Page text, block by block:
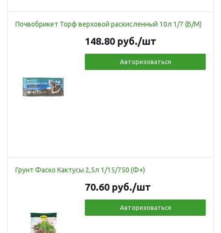
Почвобрикет Торф верховой раскисленный 10л 1/7 (Б/М)
148.80 руб./шт
Авторизоваться
Грунт Фаско Кактусы 2,5л 1/15/750 (Ф+)
70.60 руб./шт
Авторизоваться